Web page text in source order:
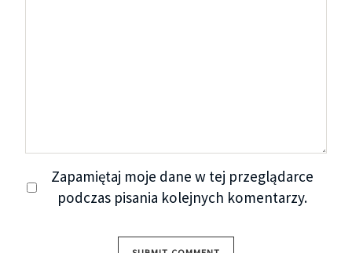
Zapamiętaj moje dane w tej przeglądarce
podczas pisania kolejnych komentarzy.